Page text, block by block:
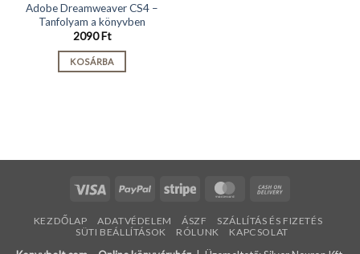
Adobe Dreamweaver CS4 –
Tanfolyam a könyvben
2090Ft
KOSÁRBA
Visa PayPal Stripe MasterCard
Delivery
KEZDŐLAP ADATVÉDELEM ÁSZF
SZÁLLÍTÁS ÉS FIZETÉS
SÜTI BEÁLLÍTÁSOK
RÓLUNK KAPCSOLAT